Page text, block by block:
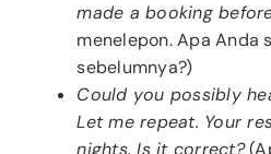
made a booking
menelepon. Apa Anda
sebelumnya?)
Could you possibly
Let me repeat. Your